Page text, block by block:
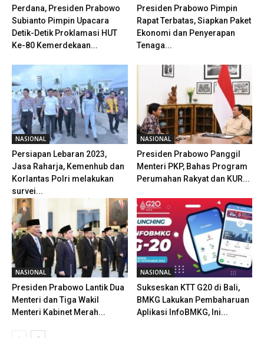
Perdana, Presiden Prabowo
Subianto Pimpin Upacara
Detik-Detik Proklamasi HUT
Ke-80 Kemerdekaan...
Presiden Prabowo Pimpin
Rapat Terbatas, Siapkan Paket
Ekonomi dan Penyerapan
Tenaga...
NASIONAL
Persiapan Lebaran 2023,
Jasa Raharja, Kemenhub dan
Korlantas Polri melakukan
survei...
NASIONAL
Presiden Prabowo Panggil
Menteri PKP, Bahas Program
Perumahan Rakyat dan KUR...
NASIONAL
Presiden Prabowo Lantik Dua
Menteri dan Tiga Wakil
Menteri Kabinet Merah...
NASIONAL
Sukseskan KTT G20 di Bali,
BMKG Lakukan Pembaharuan
Aplikasi InfoBMKG, Ini...